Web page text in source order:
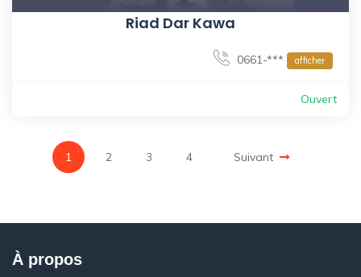
Riad Dar Kawa
0661-*** afficher
Ouvert
1 2 3 4 Suivant
À propos